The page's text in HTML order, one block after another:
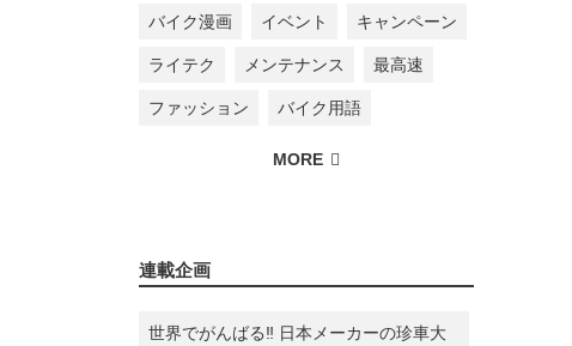
バイク漫画 イベント キャンペーン
ライテク メンテナンス 最高速
ファッション バイク用語
連載企画
世界でがんばる‼ 日本メーカーの珍車大